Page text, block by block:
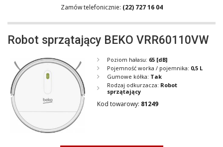
Zamów telefonicznie: (22) 727 16 04
Robot sprzątający BEKO VRR60110VW
Poziom hałasu: 65 [dB]
Pojemność worka / pojemnika: 0,5 L
Gumowe kółka: Tak
Rodzaj odkurzacza: Robot
sprzątający
Kod towarowy: 81249